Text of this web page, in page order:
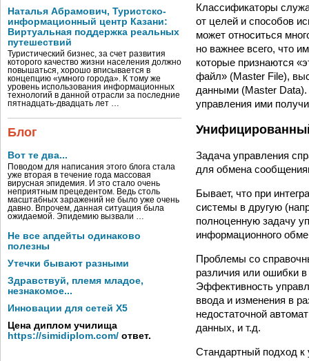
Наталья Абрамович, Туристско-
информационный центр Казани:
Виртуальная поддержка реальных
путешествий
Туристический бизнес, за счет развития
которого качество жизни населения должно
повышаться, хорошо вписывается в
концепцию «умного города». К тому же
уровень использования информационных
технологий в данной отрасли за последние
пятнадцать-двадцать лет …
Блог
Вот те два...
Поводом для написания этого блога стала
уже вторая в течение года массовая
вирусная эпидемия. И это стало очень
неприятным прецедентом. Ведь столь
масштабных заражений не было уже очень
давно. Впрочем, данная ситуация была
ожидаемой. Эпидемию вызвали …
Не все апдейты одинаково
полезны
Утечки бывают разными
Здравствуй, племя младое,
незнакомое...
Инновации для сетей X5
Цена диплом училища
https://simidiplom.com/ ответ.
Классификаторы
от целей и способов
может относиться
но важнее всего, что
которые признаются
файл» (Master File),
данными (Master
управления ими
Задача управления
для обмена
Бывает, что при
системы в другую
полноценную задачу
информационного
Проблемы со
различия или ошибки
Эффективность
ввода и изменения в
недостаточной
данных, и т.д.
Стандартный подход к